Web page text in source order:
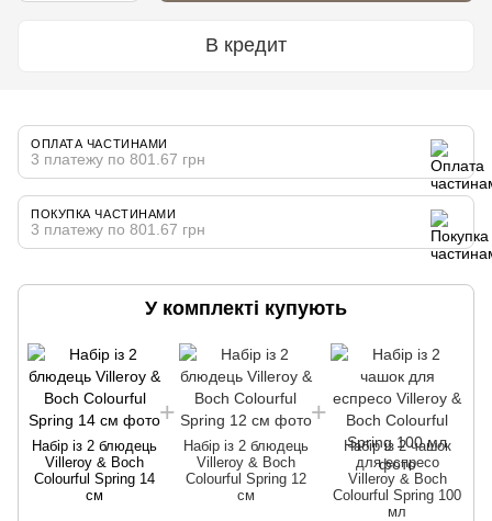
В кредит
ОПЛАТА ЧАСТИНАМИ
3 платежу по 801.67 грн
ПОКУПКА ЧАСТИНАМИ
3 платежу по 801.67 грн
У комплекті купують
Набір із 2 блюдець
Villeroy & Boch
Colourful Spring 14
см
Набір із 2 блюдець
Villeroy & Boch
Colourful Spring 12
см
Набір із 2 чашок
для еспресо
Villeroy & Boch
Colourful Spring 100
мл